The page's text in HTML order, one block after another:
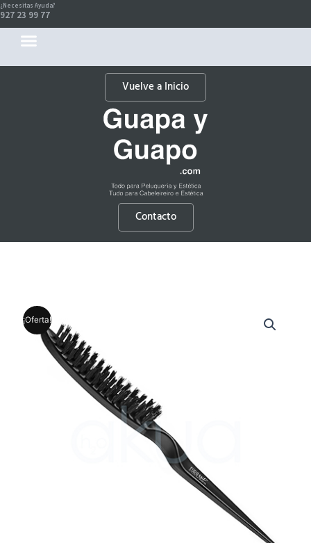
¿Necesitas Ayuda?
927 23 99 77
Vuelve a Inicio
Contacto
¡Oferta!